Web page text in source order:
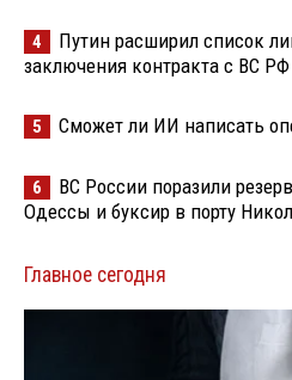
4
Путин расширил список
заключения контракта с ВС РФ
5 Сможет ли ИИ написать
6
ВС России поразили
Одессы и буксир в порту
Главное сегодня